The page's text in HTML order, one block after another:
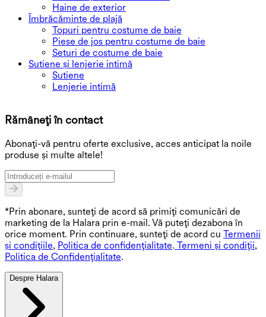
Haine de exterior
Îmbrăcăminte de plajă
Topuri pentru costume de baie
Piese de jos pentru costume de baie
Seturi de costume de baie
Sutiene și lenjerie intimă
Sutiene
Lenjerie intimă
Rămâneți în contact
Abonați-vă pentru oferte exclusive, acces anticipat la noile
produse și multe altele!
*Prin abonare, sunteți de acord să primiți comunicări de
marketing de la Halara prin e-mail. Vă puteți dezabona în
orice moment. Prin continuare, sunteți de acord cu Termenii
și condițiile, Politica de confidențialitate. Termeni și condiții,
Politica de Confidențialitate.
Despre Halara